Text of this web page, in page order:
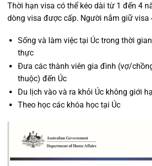
Thời hạn visa có thể kéo dài từ 1 đến 4
dòng visa được cấp. Người nắm giữ visa
Sống và làm việc tại Úc trong thời
thực
Đưa các thành viên gia đình (vợ/
thuộc) đến Úc
Du lịch vào và ra khỏi Úc không giới
Theo học các khóa học tại Úc